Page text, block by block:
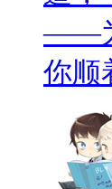
——
你顺